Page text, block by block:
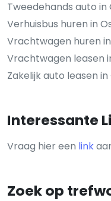
Tweedehands auto in
Verhuisbus huren in
Vrachtwagen huren
Vrachtwagen leasen
Zakelijk auto leasen in
Interessante
Vraag hier een link
Zoek op